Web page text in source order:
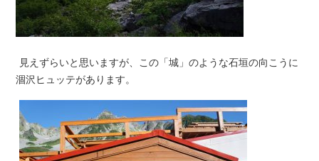
見えずらいと思いますが、この「城」のような石垣の向こうに
涸沢ヒュッテがあります。